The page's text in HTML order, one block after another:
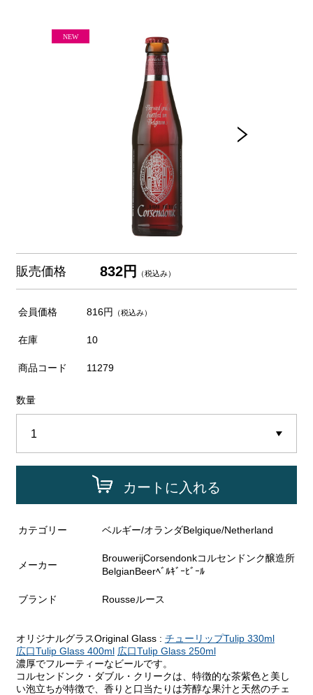
販売価格 832円 （税込み）
会員価格 816円 （税込み）
在庫 10
商品コード 11279
数量
カートに入れる
カテゴリー ベルギー/オランダBelgique/Netherland
メーカー
BrouwerijCorsendonkコルセンドンク醸造所
BelgianBeerﾍﾞﾙｷﾞｰﾋﾞｰﾙ
ブランド Rousseルース
オリジナルグラスOriginal Glass : チューリップTulip 330ml
広口Tulip Glass 400ml 広口Tulip Glass 250ml
濃厚でフルーティーなビールです。
コルセンドンク・ダブル・クリークは、特徴的な茶紫色と美し
い泡立ちが特徴で、香りと口当たりは芳醇な果汁と天然のチェ